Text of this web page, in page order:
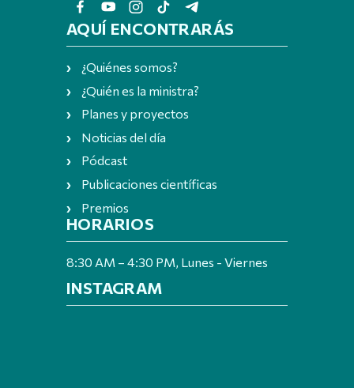
AQUÍ ENCONTRARÁS
¿Quiénes somos?
¿Quién es la ministra?
Planes y proyectos
Noticias del día
Pódcast
Publicaciones científicas
Premios
HORARIOS
8:30 AM – 4:30 PM, Lunes - Viernes
INSTAGRAM